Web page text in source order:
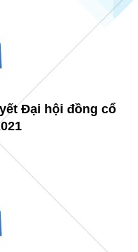
Đại hội đồng cổ